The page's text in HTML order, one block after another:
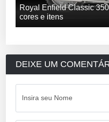
Royal Enfield Classic
cores e itens
DEIXE UM
Insira seu Nome